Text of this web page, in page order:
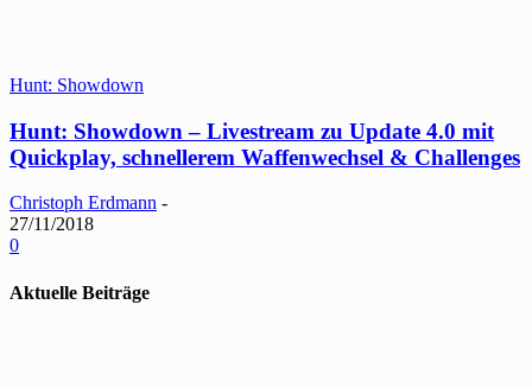
Hunt: Showdown
Hunt: Showdown – Livestream zu Update 4.0 mit
Quickplay, schnellerem Waffenwechsel & Challenges
Christoph Erdmann -
27/11/2018
0
Aktuelle Beiträge